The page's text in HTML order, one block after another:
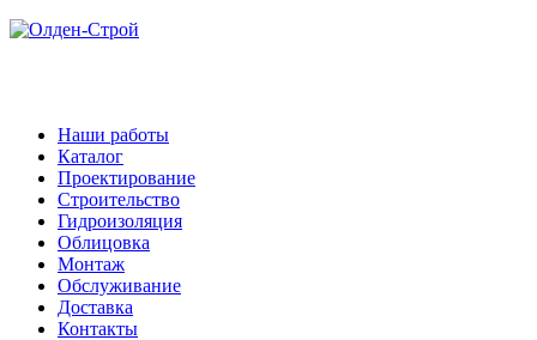
Наши работы
Каталог
Проектирование
Строительство
Гидроизоляция
Облицовка
Монтаж
Обслуживание
Доставка
Контакты